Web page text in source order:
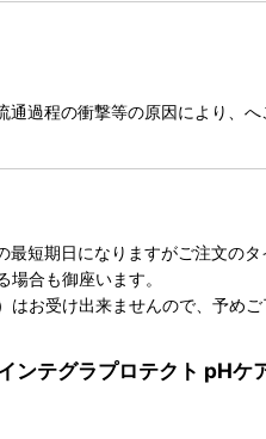
過程の衝撃等の原因により、
短期日になりますがご注文の
合も御座います。
お受け出来ませんので、予めご
ンテグラプロテクト pH